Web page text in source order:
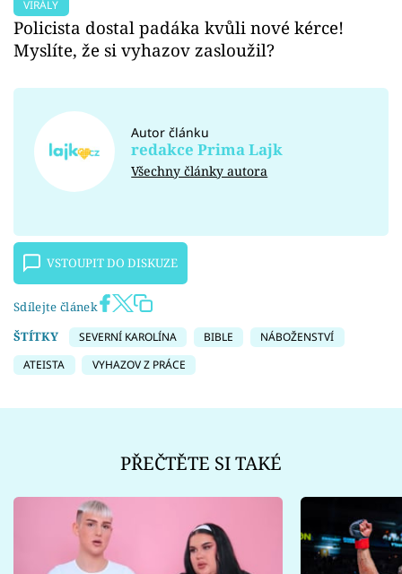
VIRÁLY
Policista dostal padáka kvůli nové kérce!
Myslíte, že si vyhazov zasloužil?
Autor článku
redakce Prima Lajk
Všechny články autora
VSTOUPIT DO DISKUZE
Sdílejte článek
ŠTÍTKY
SEVERNÍ KAROLÍNA BIBLE
NÁBOŽENSTVÍ
ATEISTA
VYHAZOV Z PRÁCE
PŘEČTĚTE SI TAKÉ